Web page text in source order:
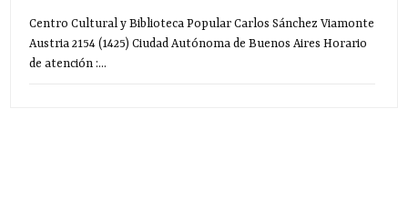
Centro Cultural y Biblioteca Popular Carlos Sánchez Viamonte
Austria 2154 (1425) Ciudad Autónoma de Buenos Aires Horario
de atención :...